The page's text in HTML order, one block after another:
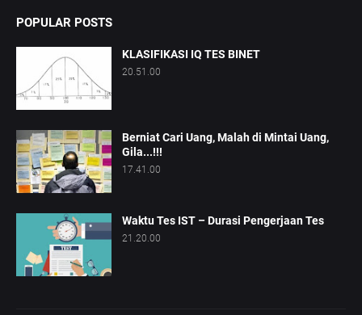
POPULAR POSTS
KLASIFIKASI IQ TES BINET
20.51.00
Berniat Cari Uang, Malah di Mintai Uang,
Gila...!!!
17.41.00
Waktu Tes IST – Durasi Pengerjaan Tes
21.20.00